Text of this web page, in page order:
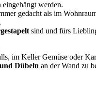
eingehängt werden.
gedacht als im
sind und fürs
im Keller Gemüse oder
Dübeln an der Wand zu